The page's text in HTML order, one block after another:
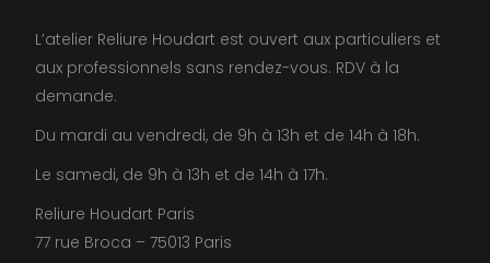
L’atelier Reliure Houdart est ouvert aux particuliers et
aux professionnels sans rendez-vous. RDV à la
demande.
Du mardi au vendredi, de 9h à 13h et de 14h à 18h.
Le samedi, de 9h à 13h et de 14h à 17h.
Reliure Houdart Paris
77 rue Broca – 75013 Paris